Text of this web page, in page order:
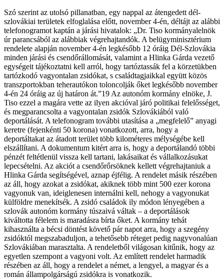
Szó szerint az utolsó pillanatban, egy nappal az átengedett dél-
szlovákiai területek elfoglalása előtt, november 4-én, déltájt az alábbi
telefonogramot kaptán a járási hiva­talok: „Dr. Tiso kormányalelnök
úr parancsából az alábbiak végrehajtandók. A belügy­minisztérium
rendelete alapján november 4-én legkésőbb 12 óráig Dél-Szlovákia
minden járási és csendőrállomását, valamint a Hlinka Gárda vezető
egységeit tájékoztatni kell arról, hogy tartóztassák fel a körzetükben
tartózkodó vagyontalan zsidókat, s családtagjaikkal együtt közös
transzportokban teherautókon toloncolják őket legkésőbb november
4-én 24 óráig az új határon át.”19 Az autonóm kormány elnöke, J.
Tiso ezzel a magára vette az ilyen akcióval járó politikai felelősséget,
és megparan­csolta a vagyontalan zsidók Szlovákiából való
deportálását. A telefonogram további utasítása a „megfelelő” anyagi
keretre (fejenkénti 50 korona) vonatkozott, arra, hogy a
deportáltakat az átadott terület több kilométeres mélységébe kell
elszállítani. A dokumentum kitért arra is, hogy a deportálandó többi
pénzét feltétlenül vissza kell tartani, lakásaikat és vállalkozásukat
lepecsételni. Az akciót a csendőrőrsöknek kellett végrehajtaniuk a
Hlinka Gárda segítségével, aznap éjfélig. A rendelet másik részében
az áll, hogy azokat a zsidókat, akiknek több mint 500 ezer korona
vagyonuk van, ideiglenesen internálni kell, nehogy a vagyonukat
külföldre menekítsék. A zsidó családok ily módon lényegében a
szlovák autonóm kormány túszaivá váltak – a deportálások
kiváltotta félelem is maradásra bírta őket. A kormány tehát
kihasználta a bécsi döntést követő pár napot arra, hogy a szegény
zsidóktól megszabaduljon, a tehetősebb réteget pedig nagyvonalúan
Szlovákiában marasztalta. A rendeletből világosan kitűnik, hogy az
egyetlen szempont a vagyoni volt. Az említett rendelet harmadik
részében az áll, hogy a rendelet a német, a lengyel, a magyar és a
román állampolgárságú zsidókra is vonatkozik.